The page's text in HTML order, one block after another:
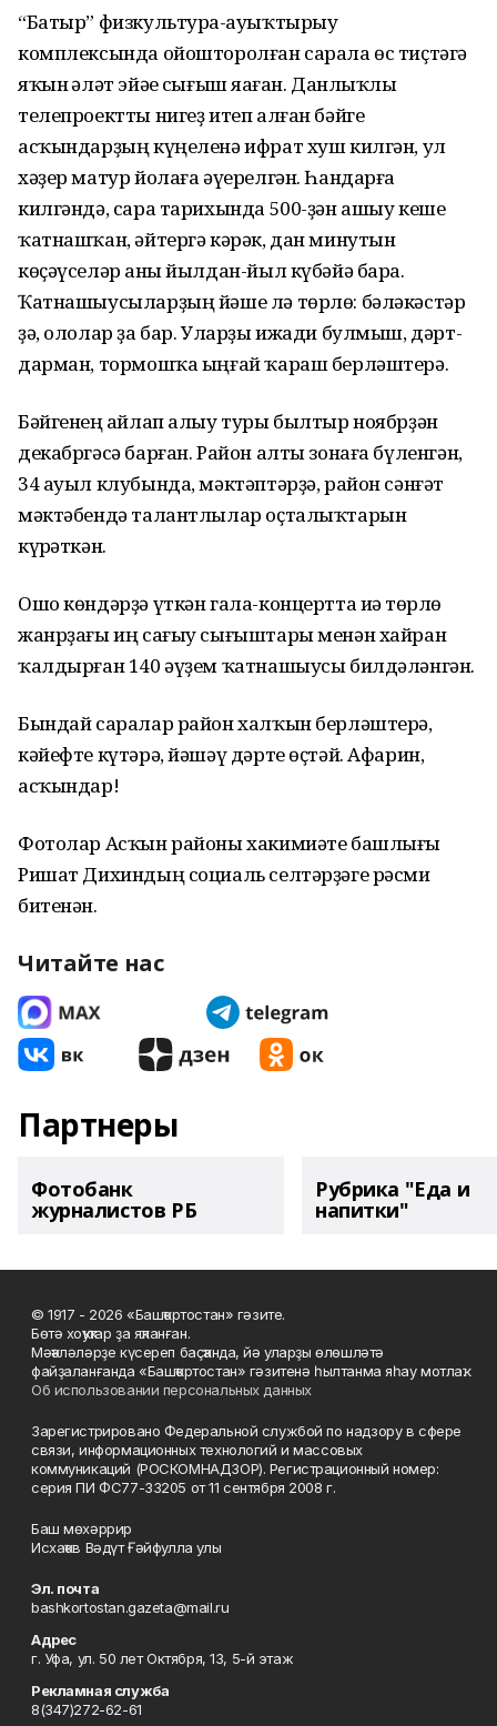
“Батыр” физкультура-һауыҡтырыу
комплексында ойошторолған сарала өс тиҫтәгә
яҡын һәләт эйәһе сығыш яһаған. Данлыҡлы
телепроектты нигеҙ итеп алған бәйге
асҡындарҙың күңеленә ифрат хуш килгән, ул
хәҙер матур йолаға әүерелгән. Һандарға
килгәндә, сара тарихында 500-ҙән ашыу кеше
ҡатнашҡан, әйтергә кәрәк, дан минутын
көҫәүселәр һаны йылдан-йыл күбәйә бара.
Ҡатнашыусыларҙың йәше лә төрлө: бәләкәстәр
ҙә, ололар ҙа бар. Уларҙы ижади булмыш, дәрт-
дарман, тормошҡа ыңғай ҡараш берләштерә.
Бәйгенең һайлап алыу туры былтыр ноябрҙән
декабргәсә барған. Район алты зонаға бүленгән,
34 ауыл клубында, мәктәптәрҙә, район сәнғәт
мәктәбендә талантлылар оҫталыҡтарын
күрһәткән.
Ошо көндәрҙә үткән гала-концертта иһә төрлө
жанрҙағы иң сағыу сығыштары менән хайран
ҡалдырған 140 әүҙем ҡатнашыусы билдәләнгән.
Бындай саралар район халҡын берләштерә,
кәйефте күтәрә, йәшәү дәрте өҫтәй. Афарин,
асҡындар!
Фотолар Асҡын районы хакимиәте башлығы
Ришат Дихиндың социаль селтәрҙәге рәсми
битенән.
Читайте нас
Партнеры
Фотобанк
журналистов РБ
Рубрика "Еда и
напитки"
© 1917 - 2026 «Башҡортостан» гәзите.
Бөтә хоҡуҡтар ҙа яҡланған.
Мәҡәләләрҙе күсереп баҫҡанда, йә уларҙы өлөшләтә
файҙаланғанда «Башҡортостан» гәзитенә һылтанма яһау мотлаҡ.
Об использовании персональных данных
Зарегистрировано Федеральной службой по надзору в сфере
связи, информационных технологий и массовых
коммуникаций (РОСКОМНАДЗОР). Регистрационный номер:
серия ПИ ФС77-33205 от 11 сентября 2008 г.
Баш мөхәррир
Исхаҡов Вәдүт Ғәйфулла улы
Эл. почта
bashkortostan.gazeta@mail.ru
Адрес
г. Уфа, ул. 50 лет Октября, 13, 5-й этаж
Рекламная служба
8(347)272-62-61